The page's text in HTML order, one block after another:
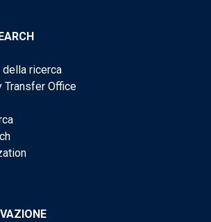
ricerca
Transfer Office